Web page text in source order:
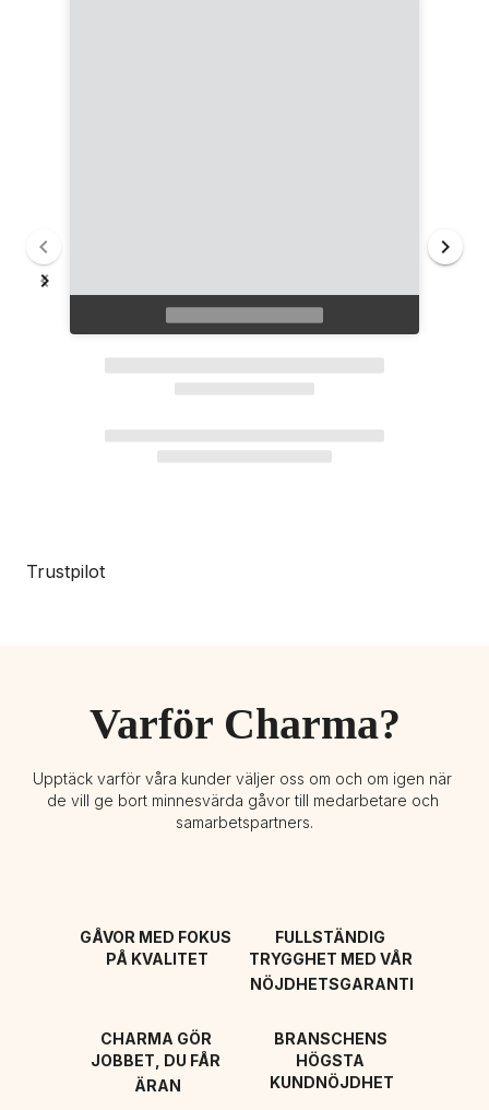
Trustpilot
Varför Charma?
Upptäck varför våra kunder väljer oss om och om igen när
de vill ge bort minnesvärda gåvor till medarbetare och
samarbetspartners.
GÅVOR MED FOKUS
PÅ KVALITET
FULLSTÄNDIG
TRYGGHET MED VÅR
NÖJDHETSGARANTI
CHARMA GÖR
JOBBET, DU FÅR
ÄRAN
BRANSCHENS
HÖGSTA
KUNDNÖJDHET